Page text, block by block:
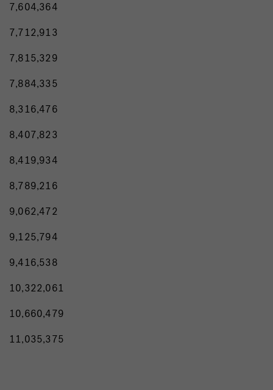
7,604,364
7,712,913
7,815,329
7,884,335
8,316,476
8,407,823
8,419,934
8,789,216
9,062,472
9,125,794
9,416,538
10,322,061
10,660,479
11,035,375